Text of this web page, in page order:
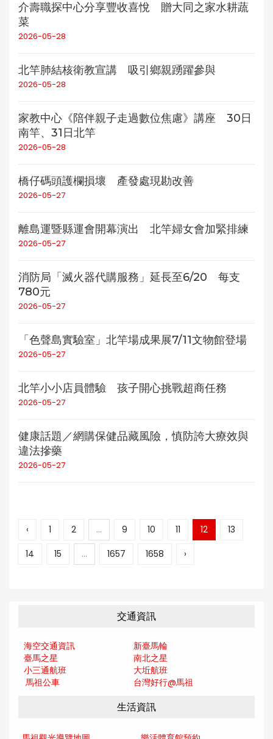
介壽職探中心分享豐收喜悅 贈大同之家水耕蔬
菜
2026-05-28
北竿肺結核衛教宣講 吸引鄉親踴躍參與
2026-05-28
家教中心《陪伴親子走過數位焦慮》講座 30日
南竿、31日北竿
2026-05-28
橋仔碼頭護欄損壞 產發處現勘改善
2026-05-27
離島運暨縣運會開幕演出 北竿婦女會加緊排練
2026-05-27
消防局「滅火器代購服務」延長至6/20 每支
780元
2026-05-27
「色聲島實驗室」北竿場成果展7/11文物館登場
2026-05-27
北竿小小店員體驗 孩子開心挑戰超商任務
2026-05-27
健康話題／網購保健品藏風險，慎防誇大療效與
違法摻藥
2026-05-27
‹ 1 2 ... 9 10 11 12
13
14
15 ... 1657 1658 ›
交通資訊
海空交通資訊
新臺馬輪
臺馬之星
南北之星
小三通航班
大坵航班
馬祖公車
台灣好行@馬祖
生活資訊